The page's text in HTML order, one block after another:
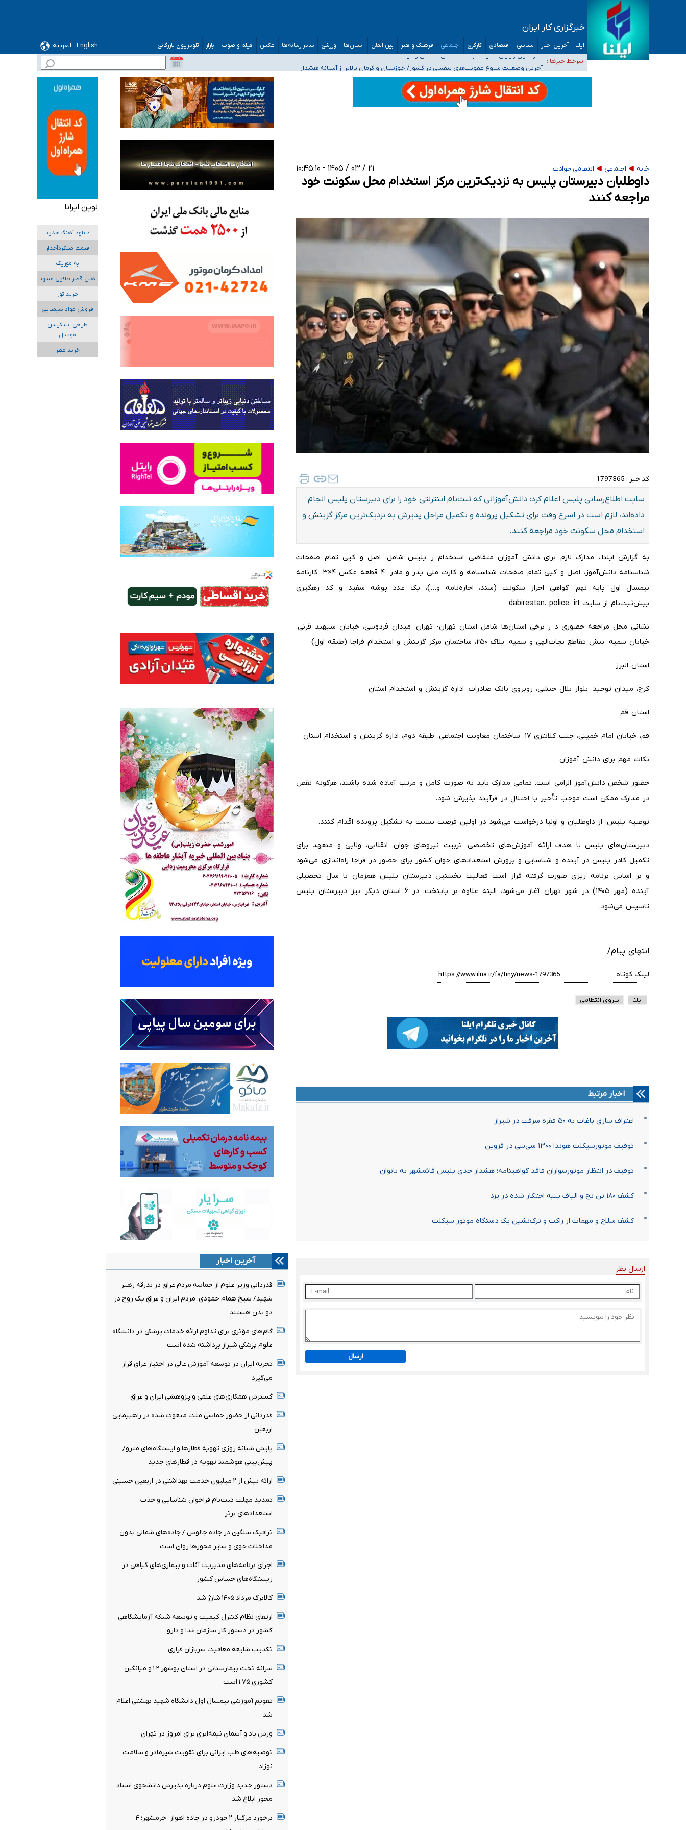
خبرگزاری کار ایران
ایلنا آخرین اخبار سیاسی اقتصادی کارگری اجتماعی فرهنگ و هنر بین الملل استان‌ها ورزشی سایر رسانه‌ها عکس فیلم و صوت بازار تلویزیون بازرگانی English
العربیه
سرخط خبرها :
تعویق آزمون ورودی دکترای تخصصی فرماندهی صحنه عملیات و دکترای تخصصی جغرافیای نظامی دافوس آجا
خبرنگاران راویان حقیقت با دغدغه نان، مسکن و بیمه
هیچ پرستاری بازداشت یا اخراج نشده است/ از رئیس جمهور خواستیم ورود کند
ثبت‌نام بخش عمده دانش‌آموزان مدارس ایرانی امارات در کشور/ درباره محصلان باقی‌مانده در دبی متناسب با شرایط جدید تصمیم‌گیری می‌شود
خانه اجتماعی انتظامی حوادث ۲۱ / ۰۳ / ۱۴۰۵ - ۱۰:۴۵:۱۰
داوطلبان دبیرستان پلیس به نزدیک‌ترین مرکز استخدام محل سکونت خود
مراجعه کنند
کد خبر : 1797365
سایت اطلاع‌رسانی پلیس اعلام کرد: دانش‌آموزانی که ثبت‌نام اینترنتی خود را برای دبیرستان پلیس انجام
داده‌اند، لازم است در اسرع وقت برای تشکیل پرونده و تکمیل مراحل پذیرش به نزدیک‌ترین مرکز گزینش و
استخدام محل سکونت خود مراجعه کنند.
به گزارش ایلنا،، مدارک لازم برای دانش آموزان متقاضی استخدام ر پلیس شامل، اصل و کپی تمام صفحات
شناسنامه دانش‌آموز، اصل و کپی تمام صفحات شناسنامه و کارت ملی پدر و مادر، ۴ قطعه عکس ۴×۳، کارنامه
نیمسال اول پایه نهم، گواهی احراز سکونت (سند، اجاره‌نامه و…)، یک عدد پوشه سفید و کد رهگیری
پیش‌ثبت‌نام از سایت اdabirestan. police. ir
نشانی محل مراجعه حضوری د ر برخی استان‌ها شامل استان تهران- تهران، میدان فردوسی، خیابان سپهبد قرنی،
خیابان سمیه، نبش تقاطع نجات‌الهی و سمیه، پلاک ۲۵۰، ساختمان مرکز گزینش و استخدام فراجا (طبقه اول)
استان البرز
کرج، میدان توحید، بلوار بلال حبشی، روبروی بانک صادرات، اداره گزینش و استخدام استان
استان قم
قم، خیابان امام خمینی، جنب کلانتری ۱۷، ساختمان معاونت اجتماعی، طبقه دوم، اداره گزینش و استخدام استان
نکات مهم برای دانش آموزان
حضور شخص دانش‌آموز الزامی است. تمامی مدارک باید به صورت کامل و مرتب آماده شده باشند، هرگونه نقص
در مدارک ممکن است موجب تأخیر یا اختلال در فرآیند پذیرش شود.
توصیه پلیس: از داوطلبان و اولیا درخواست می‌شود در اولین فرصت نسبت به تشکیل پرونده اقدام کنند.
دبیرستان‌های پلیس با هدف ارائه آموزش‌های تخصصی، تربیت نیروهای جوان، انقلابی، ولایی و متعهد برای
تکمیل کادر پلیس در آینده و شناسایی و پرورش استعدادهای جوان کشور برای حضور در فراجا راه‌اندازی می‌شود
و بر اساس برنامه ریزی صورت گرفته قرار است فعالیت نخستین دبیرستان پلیس همزمان با سال تحصیلی
آینده (مهر ۱۴۰۵) در شهر تهران آغاز می‌شود، البته علاوه بر پایتخت، در ۶ استان دیگر نیز دبیرستان پلیس
تاسیس می‌شود.
انتهای پیام/
لینک کوتاه
ایلنا نیروی انتطامی
اخبار مرتبط
اعتراف سارق باغات به ۵۰ فقره سرقت در شیراز
توقیف موتورسیکلت هوندا ۱۳۰۰ سی‌سی در قزوین
توقیف در انتظار موتورسواران فاقد گواهینامه؛ هشدار جدی پلیس قائمشهر به بانوان
کشف ۱۸۰ تن نخ و الیاف پنبه احتکار شده در یزد
کشف سلاح و مهمات از راکب و ترک‌نشین یک دستگاه موتور سیکلت
ارسال نظر
ارسال
آخرین اخبار
قدردانی وزیر علوم از حماسه مردم عراق در بدرقه رهبر
شهید/ شیخ همام حمودی: مردم ایران و عراق یک روح در
دو بدن هستند
گام‌های مؤثری برای تداوم ارائه خدمات پزشکی در دانشگاه
علوم پزشکی شیراز برداشته شده است
تجربه ایران در توسعه آموزش عالی در اختیار عراق قرار
می‌گیرد
گسترش همکاری‌های علمی و پژوهشی ایران و عراق
قدردانی از حضور حماسی ملت مبعوث شده در راهپیمایی
اربعین
پایش شبانه روزی تهویه قطارها و ایستگاه‌های مترو/
پیش‌بینی هوشمند تهویه در قطارهای جدید
ارائه بیش از ۲ میلیون خدمت بهداشتی در اربعین حسینی
تمدید مهلت ثبت‌نام فراخوان شناسایی و جذب
استعدادهای برتر
ترافیک سنگین در جاده چالوس / جاده‌های شمالی بدون
مداخلات جوی و سایر محورها روان است
اجرای برنامه‌های مدیریت آفات و بیماری‌های گیاهی در
زیستگاه‌های حساس کشور
کالابرگ مرداد ۱۴۰۵ شارژ شد
ارتقای نظام کنترل کیفیت و توسعه شبکه آزمایشگاهی
کشور در دستور کار سازمان غذا و دارو
تکذیب شایعه معافیت سربازان فراری
سرانه تخت بیمارستانی در استان بوشهر ۱.۲ و میانگین
کشوری ۱.۷۵ است
تقویم آموزشی نیمسال اول دانشگاه شهید بهشتی اعلام
شد
وزش باد و آسمان نیمه‌ابری برای امروز در تهران
توصیه‌های طب ایرانی برای تقویت شیرمادر و سلامت
نوزاد
دستور جدید وزارت علوم درباره پذیرش دانشجوی استاد
محور ابلاغ شد
برخورد مرگبار ۲ خودرو در جاده اهواز–خرمشهر؛ ۴
نوین ایرانا
دانلود آهنگ جدید
قیمت میلگردآجدار
به موزیک
هتل قصر طلایی مشهد
خرید تور
فروش مواد شیمیایی
طراحی اپلیکیشن
موبایل
خرید عطر